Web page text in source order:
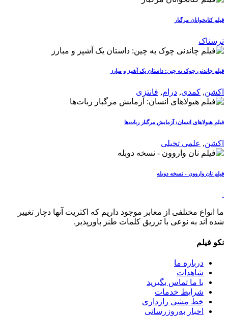
فیلم کتابخوانان مرگبار
ترسناک
فیلم چاندنی چوک به چین: داستان یک آشپز و مبارز
اکشن, کمدی, درام, فانتزی
فیلم هیولاهای انسان: آزمایش مرگبار ربات‌ها
اکشن, علمی تخیلی
فیلم نان واروون - نسخه دوبله
ما انواع مختلفی از معابر موجود داریم که اکثریت آنها دچار تغییر
شده اند به نوعی با تزریق کلمات طنز باورپذیر.
نکو فیلم
درباره ما
شاهدات
با ما تماس بگیرید
شرایط خدمات
خط مشی رازداری
اخبار به‌روزرسانی